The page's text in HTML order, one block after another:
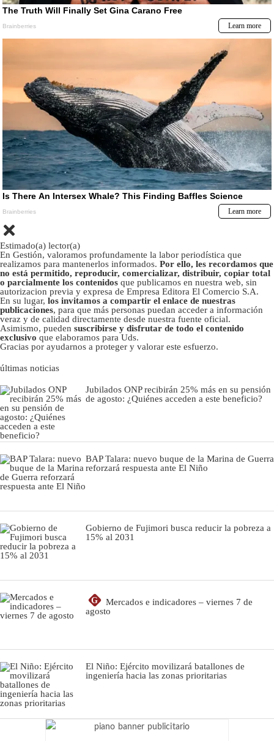
Estimado(a) lector(a)
En Gestión, valoramos profundamente la labor periodística que
realizamos para mantenerlos informados. Por ello, les recordamos que
no está permitido, reproducir, comercializar, distribuir, copiar total
o parcialmente los contenidos que publicamos en nuestra web, sin
autorizacion previa y expresa de Empresa Editora El Comercio S.A.
En su lugar, los invitamos a compartir el enlace de nuestras
publicaciones, para que más personas puedan acceder a información
veraz y de calidad directamente desde nuestra fuente oficial.
Asimismo, pueden suscribirse y disfrutar de todo el contenido
exclusivo que elaboramos para Uds.
Gracias por ayudarnos a proteger y valorar este esfuerzo.
últimas noticias
Jubilados ONP recibirán 25% más en su pensión
de agosto: ¿Quiénes acceden a este beneficio?
BAP Talara: nuevo buque de la Marina de Guerra
reforzará respuesta ante El Niño
Gobierno de Fujimori busca reducir la pobreza a
15% al 2031
G
Mercados e indicadores – viernes 7 de
agosto
El Niño: Ejército movilizará batallones de
ingeniería hacia las zonas prioritarias